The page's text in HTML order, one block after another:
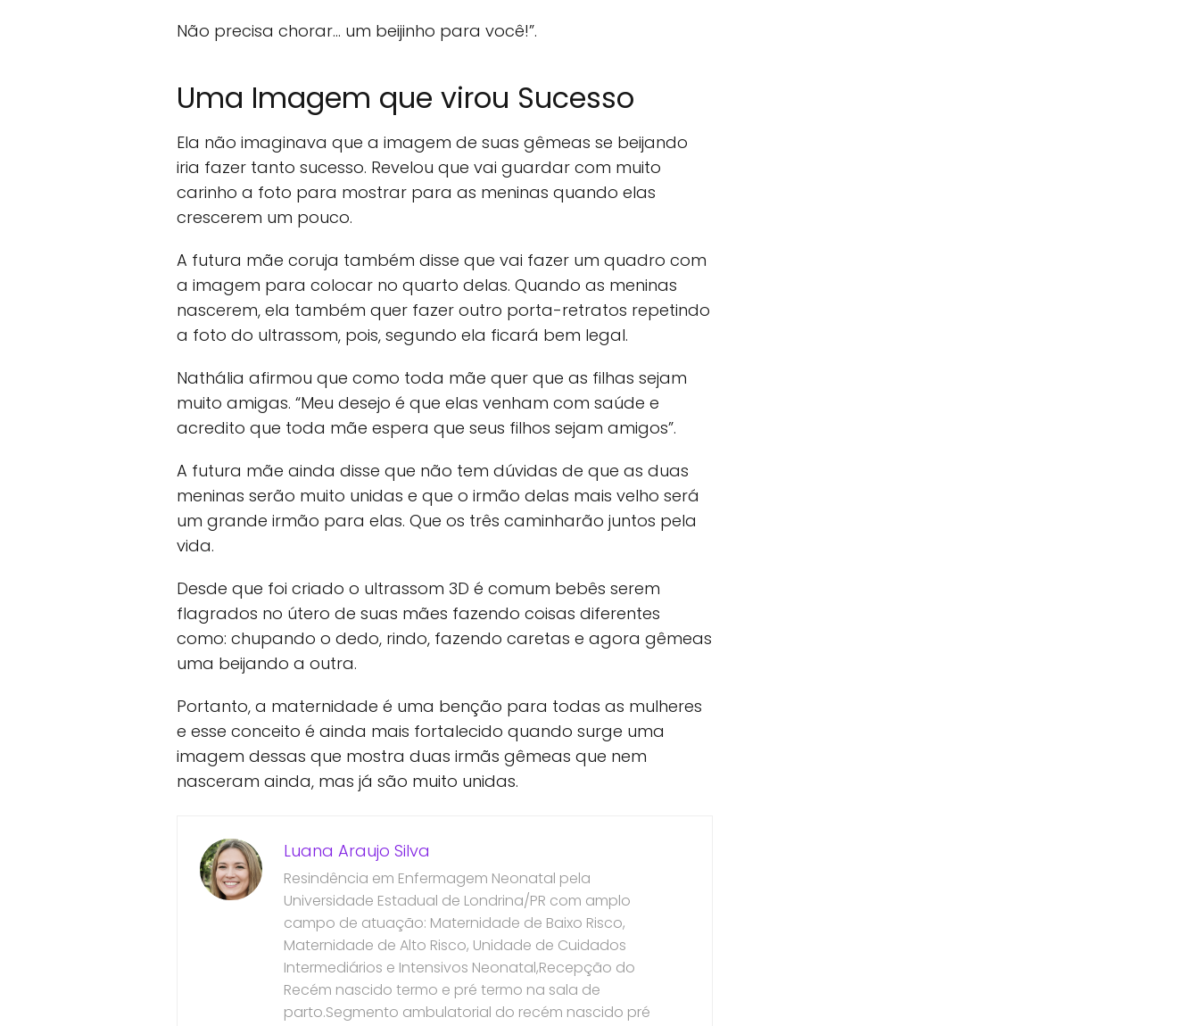
Não precisa chorar... um beijinho para você!”.
Uma Imagem que virou Sucesso
Ela não imaginava que a imagem de suas gêmeas se beijando
iria fazer tanto sucesso. Revelou que vai guardar com muito
carinho a foto para mostrar para as meninas quando elas
crescerem um pouco.
A futura mãe coruja também disse que vai fazer um quadro com
a imagem para colocar no quarto delas. Quando as meninas
nascerem, ela também quer fazer outro porta-retratos repetindo
a foto do ultrassom, pois, segundo ela ficará bem legal.
Nathália afirmou que como toda mãe quer que as filhas sejam
muito amigas. “Meu desejo é que elas venham com saúde e
acredito que toda mãe espera que seus filhos sejam amigos”.
A futura mãe ainda disse que não tem dúvidas de que as duas
meninas serão muito unidas e que o irmão delas mais velho será
um grande irmão para elas. Que os três caminharão juntos pela
vida.
Desde que foi criado o ultrassom 3D é comum bebês serem
flagrados no útero de suas mães fazendo coisas diferentes
como: chupando o dedo, rindo, fazendo caretas e agora gêmeas
uma beijando a outra.
Portanto, a maternidade é uma benção para todas as mulheres
e esse conceito é ainda mais fortalecido quando surge uma
imagem dessas que mostra duas irmãs gêmeas que nem
nasceram ainda, mas já são muito unidas.
Luana Araujo Silva
Resindência em Enfermagem Neonatal pela
Universidade Estadual de Londrina/PR com amplo
campo de atuação: Maternidade de Baixo Risco,
Maternidade de Alto Risco, Unidade de Cuidados
Intermediários e Intensivos Neonatal,Recepção do
Recém nascido termo e pré termo na sala de
parto.Segmento ambulatorial do recém nascido pré